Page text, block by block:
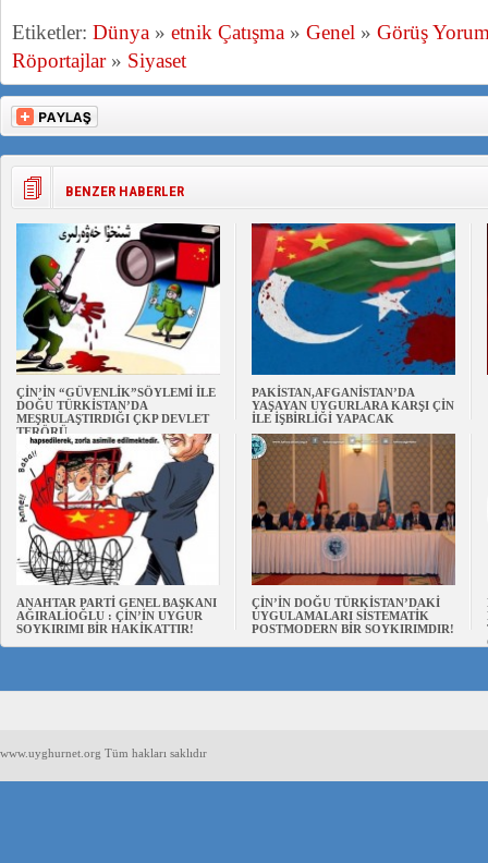
Etiketler: Dünya » etnik Çatışma » Genel » Görüş
Röportajlar» Siyaset
BENZER HABERLER
ÇİN’İN “GÜVENLİK”SÖYLEMİ İLE
DOĞU TÜRKİSTAN’DA
MEŞRULAŞTIRDIĞI ÇKP DEVLET
TERÖRÜ
PAKİSTAN,AFGANİSTAN’DA
YAŞAYAN UYGURLARA KARŞI ÇİN
İLE İŞBİRLİĞİ YAPACAK
ANAHTAR PARTİ GENEL BAŞKANI
AĞIRALİOĞLU : ÇİN’İN UYGUR
SOYKIRIMI BİR HAKİKATTIR!
ÇİN’İN DOĞU TÜRKİSTAN’DAKİ
UYGULAMALARI SİSTEMATİK
POSTMODERN BİR SOYKIRIMDIR!
www.uyghurnet.org Tüm hakları saklıdır